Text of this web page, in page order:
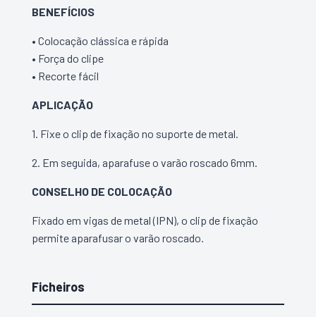
BENEFÍCIOS
• Colocação clássica e rápida
• Força do clipe
• Recorte fácil
APLICAÇÃO
1. Fixe o clip de fixação no suporte de metal.
2. Em seguida, aparafuse o varão roscado 6mm.
CONSELHO DE COLOCAÇÃO
Fixado em vigas de metal (IPN), o clip de fixação
permite aparafusar o varão roscado.
Ficheiros